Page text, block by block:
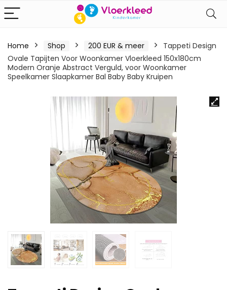
Home Shop 200 EUR & meer
Tappeti Design
Ovale Tapijten Voor Woonkamer Vloerkleed 150x180cm
Modern Oranje Abstract Verguld, voor Woonkamer
Speelkamer Slaapkamer Bal Baby Baby Kruipen